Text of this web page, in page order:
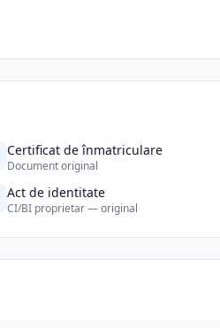
Certificat de înmatriculare
Document original
Act de identitate
CI/BI proprietar — original